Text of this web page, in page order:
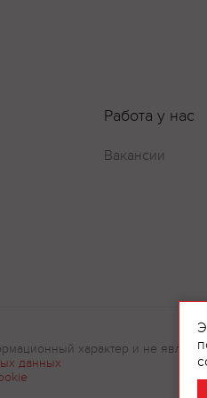
Работа у нас
Вакансии
характер и не
данных